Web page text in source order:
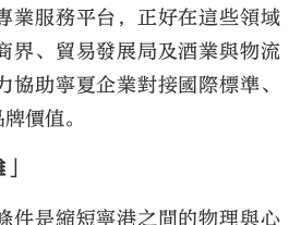
業服務平台，正好在這些領域
界、貿易發展局及酒業與物流
協助寧夏企業對接國際標準、
價值。
件是縮短寧港之間的物理與心